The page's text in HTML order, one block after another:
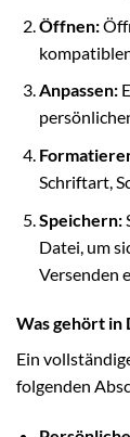
Öffnen:
Anpassen:
Schriftart,
Speichern:
Datei, um
Versenden
Was gehört in
Ein
folgenden